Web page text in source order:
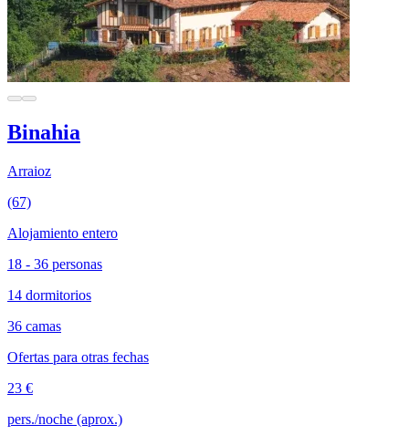
Binahia
Arraioz
(67)
Alojamiento entero
18 - 36 personas
14 dormitorios
36 camas
Ofertas para otras fechas
23 €
pers./noche (aprox.)